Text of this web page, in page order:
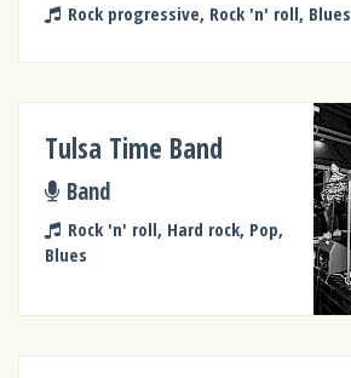
Rock progressive, Rock 'n' roll, Blues
Tulsa Time Band
Band
Rock 'n' roll, Hard rock, Pop,
Blues